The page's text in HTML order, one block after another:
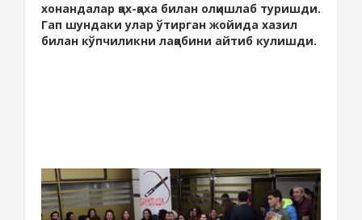
хонандалар қах-қаха билан олқишлаб туришди.
Гап шундаки улар ўтирган жойида хазил
билан кўпчиликни лақабини айтиб кулишди.